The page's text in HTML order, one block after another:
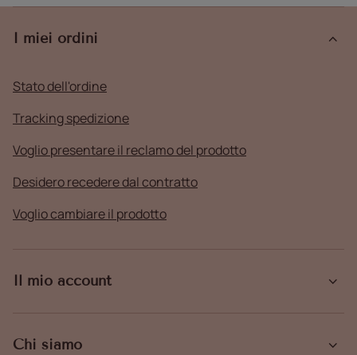
I miei ordini
Stato dell'ordine
Tracking spedizione
Voglio presentare il reclamo del prodotto
Desidero recedere dal contratto
Voglio cambiare il prodotto
Il mio account
Chi siamo